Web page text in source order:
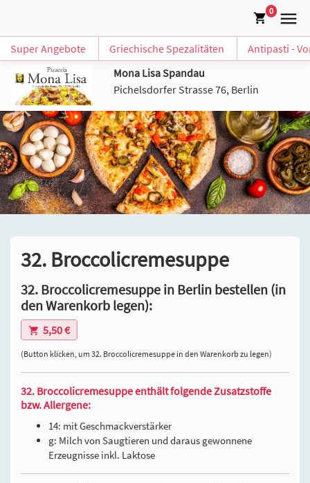
0
Super Angebote Griechische Spezalitäten
Antipasti -
Mona Lisa Spandau
Pichelsdorfer Strasse 76, Berlin
32. Broccolicremesuppe
32. Broccolicremesuppe in Berlin bestellen (in
den Warenkorb legen):
5,50 €
(Button klicken, um 32. Broccolicremesuppe in den Warenkorb zu legen)
32. Broccolicremesuppe enthält folgende Zusatzstoffe
bzw. Allergene:
14: mit Geschmackverstärker
g: Milch von Saugtieren und daraus gewonnene
Erzeugnisse inkl. Laktose